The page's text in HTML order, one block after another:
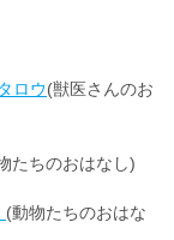
ロウ(獣医さんのお
たちのおはなし)
(動物たちのおはな